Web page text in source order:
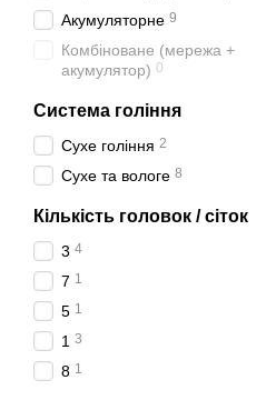
Акумуляторне 9
Комбіноване (мережа +
акумулятор) 0
Система гоління
Сухе гоління 2
Сухе та вологе 8
Кількість головок / сіток
3 4
7 1
5 1
1 3
8 1